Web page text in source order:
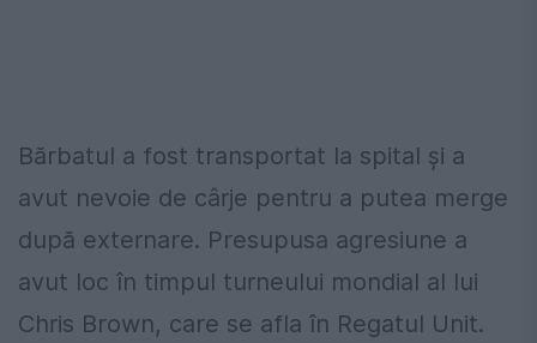
Bărbatul a fost transportat la spital și a
avut nevoie de cârje pentru a putea merge
după externare. Presupusa agresiune a
avut loc în timpul turneului mondial al lui
Chris Brown, care se afla în Regatul Unit.